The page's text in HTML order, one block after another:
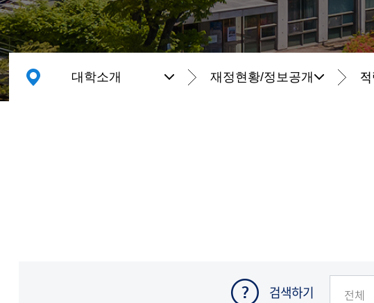
대학소개 재정현황/정보공개
검색하기